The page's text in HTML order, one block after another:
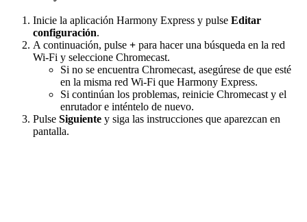
Inicie la aplicación Harmony Express y pulse Editar
configuración.
A continuación, pulse + para hacer una búsqueda en la red
Wi-Fi y seleccione Chromecast.
Si no se encuentra Chromecast, asegúrese de que esté
en la misma red Wi-Fi que Harmony Express.
Si continúan los problemas, reinicie Chromecast y el
enrutador e inténtelo de nuevo.
Pulse Siguiente y siga las instrucciones que aparezcan en
pantalla.